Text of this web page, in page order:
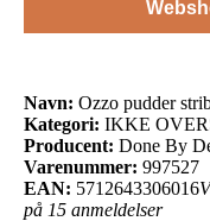
Navn: Ozzo pudder
Kategori: IKKE
Producent: Done By
Varenummer: 997527
EAN: 5712643306016
på 15 anmeldelser